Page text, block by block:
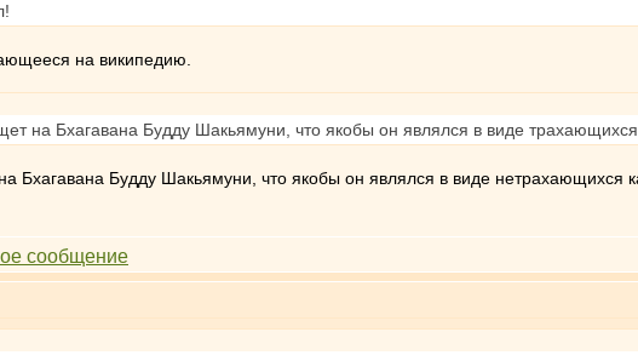
на википедию.
на Бхагавана Будду Шакьямуни, что якобы он являлся в виде
Бхагавана Будду Шакьямуни, что якобы он являлся в виде нетрахающихся